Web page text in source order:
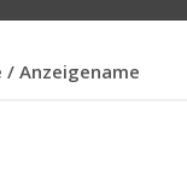
/ Anzeigename